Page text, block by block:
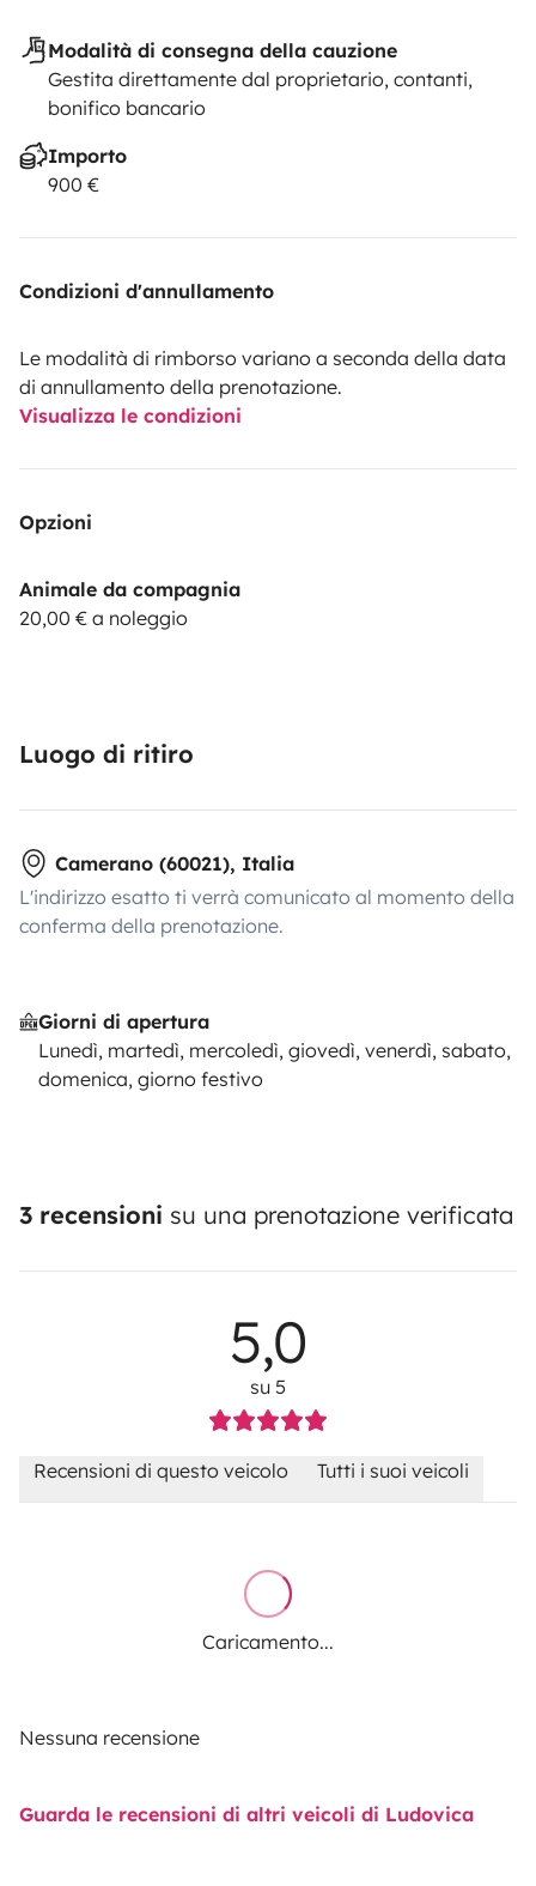
Modalità di consegna della cauzione
Gestita direttamente dal proprietario, contanti,
bonifico bancario
Importo
900 €
Condizioni d'annullamento
Le modalità di rimborso variano a seconda della data
di annullamento della prenotazione.
Visualizza le condizioni
Opzioni
Animale da compagnia
20,00 € a noleggio
Luogo di ritiro
Camerano (60021), Italia
L'indirizzo esatto ti verrà comunicato al momento della
conferma della prenotazione.
Giorni di apertura
Lunedì, martedì, mercoledì, giovedì, venerdì, sabato,
domenica, giorno festivo
3 recensioni su una prenotazione verificata
5,0
su 5
Recensioni di questo veicolo Tutti i suoi veicoli
Caricamento...
Nessuna recensione
Guarda le recensioni di altri veicoli di Ludovica